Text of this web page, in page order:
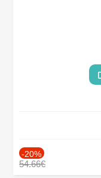
-20%
54.66€